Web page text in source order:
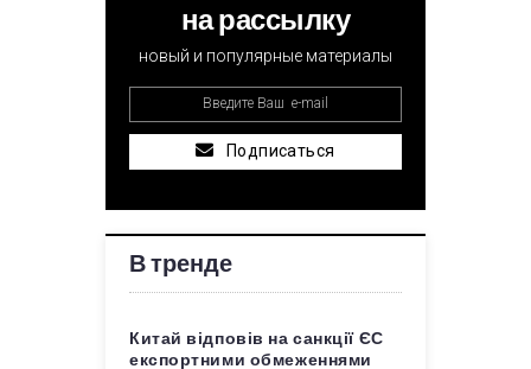
на рассылку
новый и популярные материалы
Подписаться
В тренде
Китай відповів на санкції ЄС
експортними обмеженнями